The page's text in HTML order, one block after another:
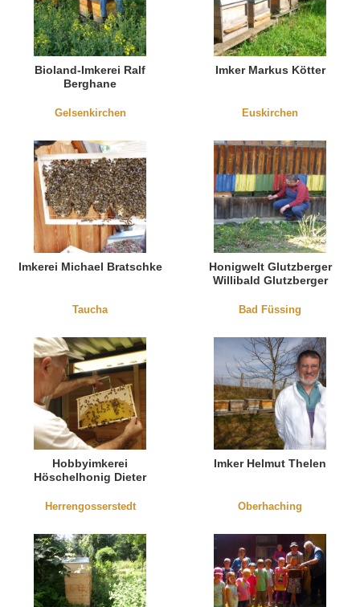
Bioland-Imkerei Ralf
Berghane
Gelsenkirchen
Imker Markus Kötter
Euskirchen
Imkerei Michael Bratschke
Taucha
Honigwelt Glutzberger
Willibald Glutzberger
Bad Füssing
Hobbyimkerei
Höschelhonig Dieter
Herrengosserstedt
Imker Helmut Thelen
Oberhaching